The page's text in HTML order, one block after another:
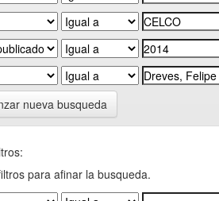
nueva busqueda
para afinar la busqueda.